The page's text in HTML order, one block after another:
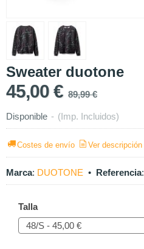
Sweater duotone
45,00 € 89,99 €
Disponible - (Imp. Incluidos)
Costes de envío Ver descripción
Marca: DUOTONE • Referencia:
Talla